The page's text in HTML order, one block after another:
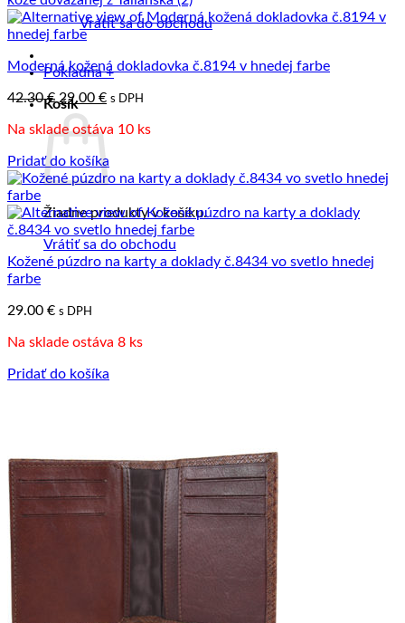
Vrátiť sa do obchodu
Pokladňa +
Košík
Žiadne produkty v košíku.
Vrátiť sa do obchodu
Moderná kožená dokladovka č.8194 v hnedej farbe
42.30€ Pôvodná
cena
bola:
42.30 €.
29.00 €Aktuálna
je:
s DPH
Na sklade ostáva 10 ks
Pridať do košíka
Kožené púzdro na karty a doklady č.8434 vo svetlo hnedej
farbe
29.00 € s DPH
Na sklade ostáva 8 ks
Pridať do košíka